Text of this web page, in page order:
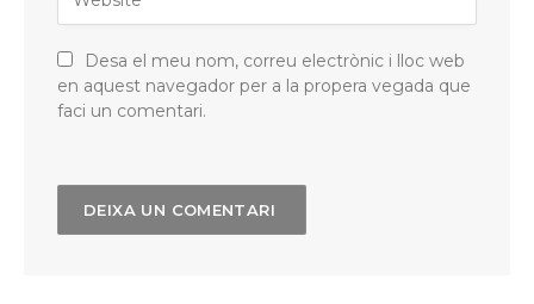
Desa el meu nom, correu electrònic i lloc web
en aquest navegador per a la propera vegada que
faci un comentari.